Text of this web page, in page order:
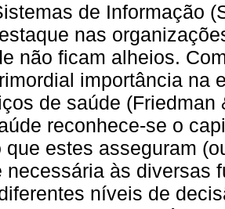
de Informação
nas
não ficam alheios.
importância na
de saúde
reconhece-se o
que estes asseguram
necessária às diversas
níveis de